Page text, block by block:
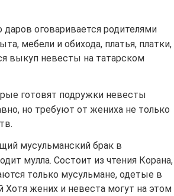
оговаривается родителями
мебели и обихода, платья, платки,
выкуп невесты на татарском
готовят подружки невесты
но требуют от жениха не только
мусульманский брак в
мулла. Состоит из чтения Корана,
только мусульмане, одетые в
Хотя жених и невеста могут на этом